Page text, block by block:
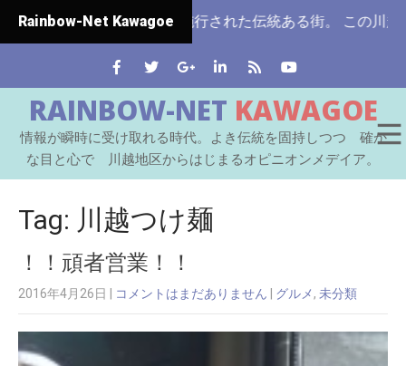
Rainbow-Net Kawagoe
ではじめて市制施行された伝統ある街。 この川越をはじめ
RAINBOW-NET KAWAGOE
情報が瞬時に受け取れる時代。よき伝統を固持しつつ 確か
な目と心で 川越地区からはじまるオピニオンメデイア。
Tag: 川越つけ麺
！！頑者営業！！
2016年4月26日 コメントはまだありません グルメ , 未分類